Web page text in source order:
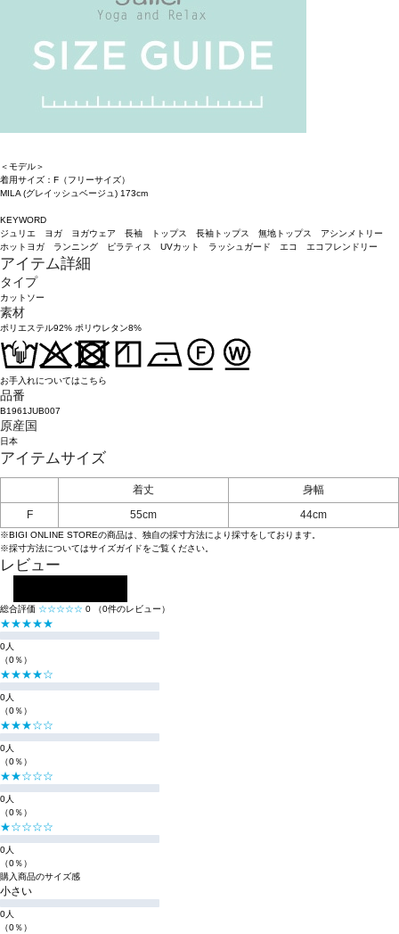
＜モデル＞
着用サイズ：F（フリーサイズ）
MILA (グレイッシュベージュ) 173cm
KEYWORD
ジュリエ ヨガ ヨガウェア 長袖 トップス 長袖トップス 無地トップス アシンメトリー
ホットヨガ ランニング ピラティス UVカット ラッシュガード エコ エコフレンドリー
アイテム詳細
タイプ
カットソー
素材
ポリエステル92% ポリウレタン8%
お手入れについてはこちら
品番
B1961JUB007
原産国
日本
アイテムサイズ
着丈
身幅
F
55cm 44cm
※BIGI ONLINE STOREの商品は、独自の採寸方法により採寸をしております。
※採寸方法についてはサイズガイドをご覧ください。
レビュー
総合評価 ☆☆☆☆☆ 0 （0件のレビュー）
★★★★★
0人
（0％）
★★★★☆
0人
（0％）
★★★☆☆
0人
（0％）
★★☆☆☆
0人
（0％）
★☆☆☆☆
0人
（0％）
購入商品のサイズ感
小さい
0人
（0％）